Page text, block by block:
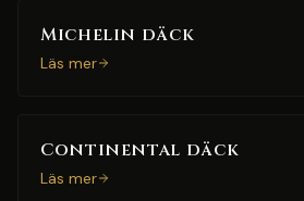
Michelin däck
Läs mer
Continental däck
Läs mer